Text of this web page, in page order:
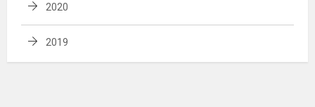
2020
2019